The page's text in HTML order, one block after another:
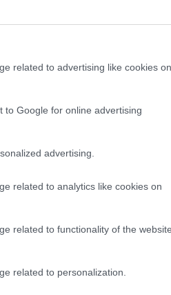
related to advertising like cookies on
to Google for online advertising
advertising.
related to analytics like cookies on
related to functionality of the website
related to personalization.
a környék